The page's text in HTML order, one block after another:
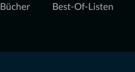
Bücher Best-Of-Listen